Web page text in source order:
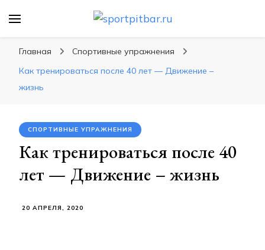
спортивных упражнения, правильные
диеты, программы тренировок
Главная
Спортивные упражнения
Как тренироваться после 40 лет — Движение –
жизнь
СПОРТИВНЫЕ УПРАЖНЕНИЯ
Как тренироваться после 40
лет — Движение – жизнь
20 АПРЕЛЯ, 2020